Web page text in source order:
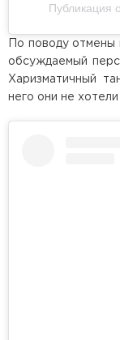
Публикация
По поводу отмены
обсуждаемый
Харизматичный
него они не